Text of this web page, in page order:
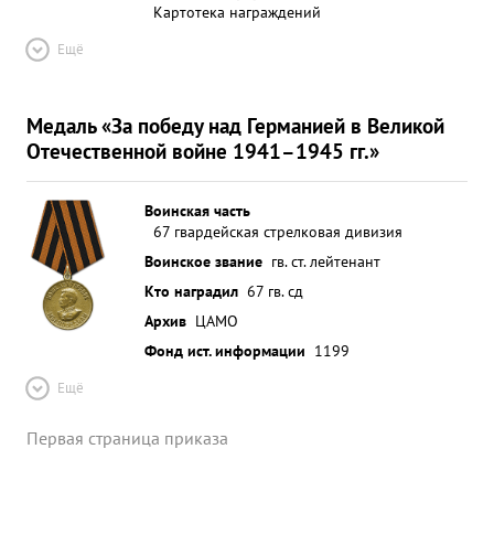
Картотека награждений
Ещё
Медаль «За победу над Германией в Великой
Отечественной войне 1941–1945 гг.»
Воинская часть
67 гвардейская стрелковая дивизия
Воинское звание гв. ст. лейтенант
Кто наградил 67 гв. сд
Архив ЦАМО
Фонд ист. информации 1199
Ещё
Первая страница приказа